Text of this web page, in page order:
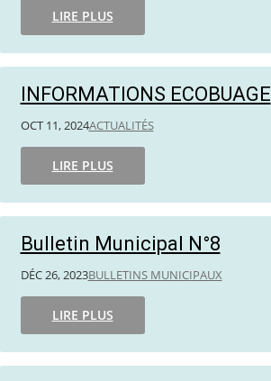
LIRE PLUS
INFORMATIONS ECOBUAGE
OCT 11, 2024ACTUALITÉS
LIRE PLUS
Bulletin Municipal N°8
DÉC 26, 2023BULLETINS MUNICIPAUX
LIRE PLUS